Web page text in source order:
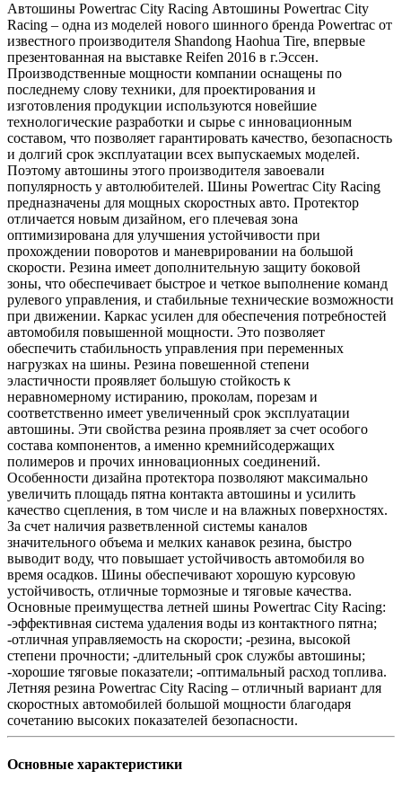
Автошины Powertrac City Racing Автошины Powertrac City
Racing – одна из моделей нового шинного бренда Powertrac от
известного производителя Shandong Haohua Tire, впервые
презентованная на выставке Reifen 2016 в г.Эссен.
Производственные мощности компании оснащены по
последнему слову техники, для проектирования и
изготовления продукции используются новейшие
технологические разработки и сырье с инновационным
составом, что позволяет гарантировать качество, безопасность
и долгий срок эксплуатации всех выпускаемых моделей.
Поэтому автошины этого производителя завоевали
популярность у автолюбителей. Шины Powertrac City Racing
предназначены для мощных скоростных авто. Протектор
отличается новым дизайном, его плечевая зона
оптимизирована для улучшения устойчивости при
прохождении поворотов и маневрировании на большой
скорости. Резина имеет дополнительную защиту боковой
зоны, что обеспечивает быстрое и четкое выполнение команд
рулевого управления, и стабильные технические возможности
при движении. Каркас усилен для обеспечения потребностей
автомобиля повышенной мощности. Это позволяет
обеспечить стабильность управления при переменных
нагрузках на шины. Резина повешенной степени
эластичности проявляет большую стойкость к
неравномерному истиранию, проколам, порезам и
соответственно имеет увеличенный срок эксплуатации
автошины. Эти свойства резина проявляет за счет особого
состава компонентов, а именно кремнийсодержащих
полимеров и прочих инновационных соединений.
Особенности дизайна протектора позволяют максимально
увеличить площадь пятна контакта автошины и усилить
качество сцепления, в том числе и на влажных поверхностях.
За счет наличия разветвленной системы каналов
значительного объема и мелких канавок резина, быстро
выводит воду, что повышает устойчивость автомобиля во
время осадков. Шины обеспечивают хорошую курсовую
устойчивость, отличные тормозные и тяговые качества.
Основные преимущества летней шины Powertrac City Racing:
-эффективная система удаления воды из контактного пятна;
-отличная управляемость на скорости; -резина, высокой
степени прочности; -длительный срок службы автошины;
-хорошие тяговые показатели; -оптимальный расход топлива.
Летняя резина Powertrac City Racing – отличный вариант для
скоростных автомобилей большой мощности благодаря
сочетанию высоких показателей безопасности.
Основные характеристики